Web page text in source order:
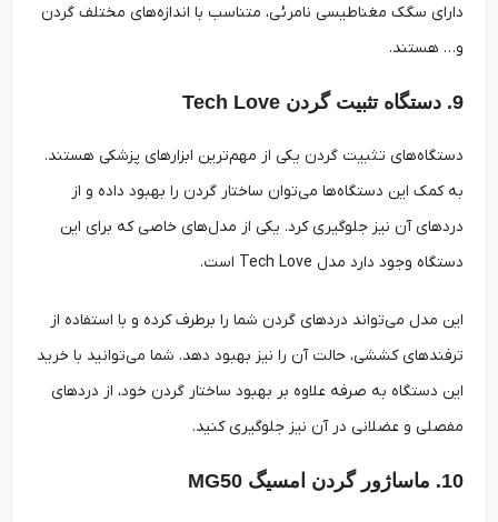
دارای سگک مغناطیسی نامرئی، متناسب با اندازه‌های مختلف گردن
و… هستند.
دستگاه‌های تثبیت گردن یکی از مهم‌ترین ابزارهای پزشکی هستند.
به کمک این دستگاه‌ها می‌توان ساختار گردن را بهبود داده و از
دردهای آن نیز جلوگیری کرد. یکی از مدل‌های خاصی که برای این
دستگاه وجود دارد مدل Tech Love است.
این مدل می‌تواند دردهای گردن شما را برطرف کرده و با استفاده از
ترفندهای کششی، حالت آن را نیز بهبود دهد. شما می‌توانید با خرید
این دستگاه به صرفه علاوه بر بهبود ساختار گردن خود، از دردهای
مفصلی و عضلانی در آن نیز جلوگیری کنید.